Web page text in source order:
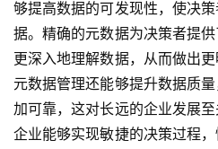
够提高数据的可发现性，使决
据。精确的元数据为决策者提
更深入地理解数据，从而做出
元数据管理还能够提升数据质
加可靠，这对长远的企业发展至
企业能够实现敏捷的决策过程